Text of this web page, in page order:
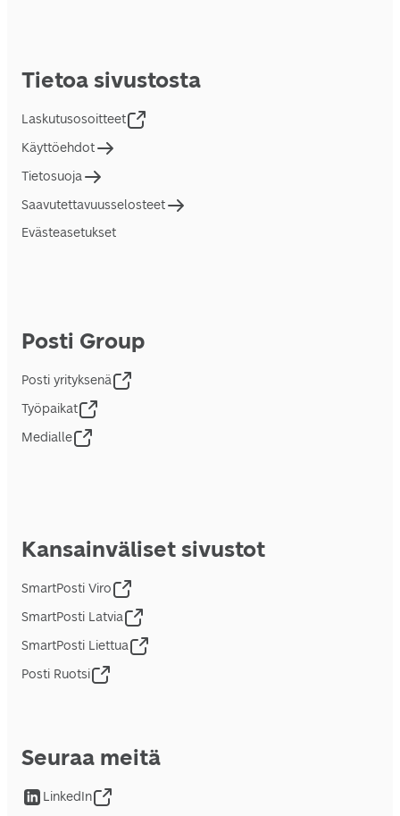
Tietoa sivustosta
Laskutusosoitteet
Käyttöehdot
Tietosuoja
Saavutettavuusselosteet
Evästeasetukset
Posti Group
Posti yrityksenä
Työpaikat
Medialle
Kansainväliset sivustot
SmartPosti Viro
SmartPosti Latvia
SmartPosti Liettua
Posti Ruotsi
Seuraa meitä
LinkedIn